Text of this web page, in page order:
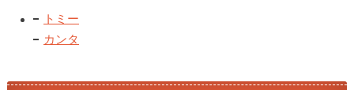
トミー
カンタ